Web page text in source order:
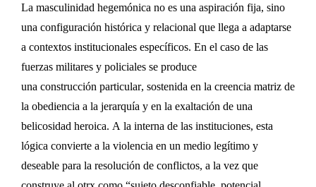
La masculinidad hegemónica no es una aspiración fija, sino
una configuración histórica y relacional que llega a adaptarse
a contextos institucionales específicos. En el caso de las
fuerzas militares y policiales se produce
una construcción particular, sostenida en la creencia matriz de
la obediencia a la jerarquía y en la exaltación de una
belicosidad heroica. A la interna de las instituciones, esta
lógica convierte a la violencia en un medio legítimo y
deseable para la resolución de conflictos, a la vez que